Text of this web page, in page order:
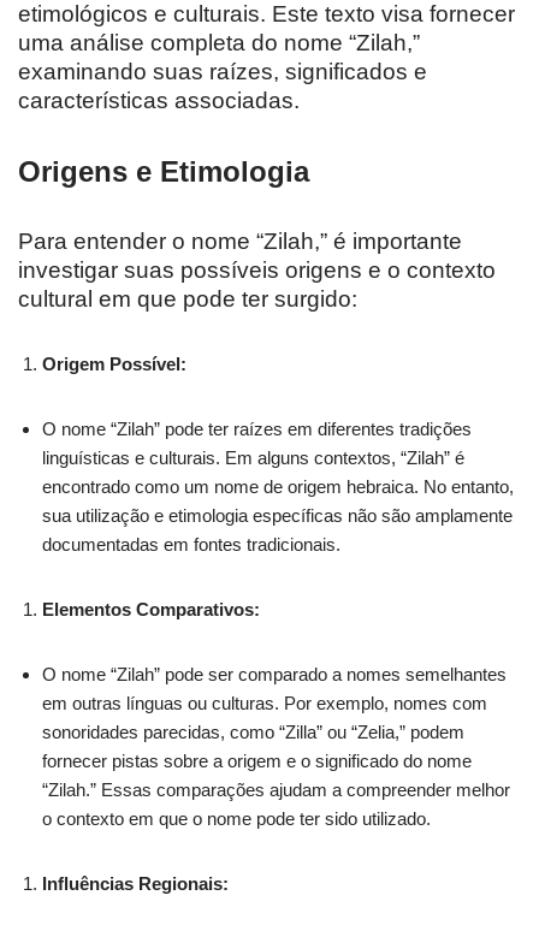
etimológicos e culturais. Este texto visa fornecer
uma análise completa do nome “Zilah,”
examinando suas raízes, significados e
características associadas.
Origens e Etimologia
Para entender o nome “Zilah,” é importante
investigar suas possíveis origens e o contexto
cultural em que pode ter surgido:
Origem Possível:
O nome “Zilah” pode ter raízes em diferentes tradições
linguísticas e culturais. Em alguns contextos, “Zilah” é
encontrado como um nome de origem hebraica. No entanto,
sua utilização e etimologia específicas não são amplamente
documentadas em fontes tradicionais.
Elementos Comparativos:
O nome “Zilah” pode ser comparado a nomes semelhantes
em outras línguas ou culturas. Por exemplo, nomes com
sonoridades parecidas, como “Zilla” ou “Zelia,” podem
fornecer pistas sobre a origem e o significado do nome
“Zilah.” Essas comparações ajudam a compreender melhor
o contexto em que o nome pode ter sido utilizado.
Influências Regionais: